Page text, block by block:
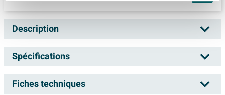
Description
BRAUER Adore Meuble sous-lavabo peu
profond - 60x39x55cm - 2 tiroirs à fermeture
douce - sans poignées - 1 découpe pour
Spécifications
Numéro d'article
Fiches techniques